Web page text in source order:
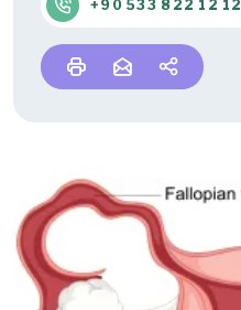
+90 533 822 12 12